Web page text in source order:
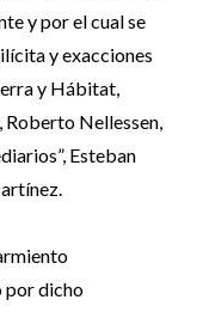
y por el cual se
y exacciones
y Hábitat,
Nellessen,
Esteban
por dicho